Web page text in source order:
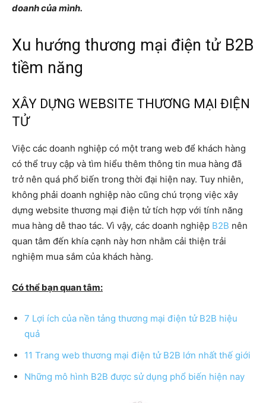
doanh của mình.
Xu hướng thương mại điện tử B2B
tiềm năng
XÂY DỰNG WEBSITE THƯƠNG MẠI ĐIỆN
TỬ
Việc các doanh nghiệp có một trang web để khách hàng
có thể truy cập và tìm hiểu thêm thông tin mua hàng đã
trở nên quá phổ biến trong thời đại hiện nay. Tuy nhiên,
không phải doanh nghiệp nào cũng chú trọng việc xây
dựng website thương mại điện tử tích hợp với tính năng
mua hàng dễ thao tác. Vì vậy, các doanh nghiệp B2B nên
quan tâm đến khía cạnh này hơn nhằm cải thiện trải
nghiệm mua sắm của khách hàng.
Có thể bạn quan tâm:
7 Lợi ích của nền tảng thương mại điện tử B2B hiệu
quả
11 Trang web thương mại điện tử B2B lớn nhất thế giới
Những mô hình B2B được sử dụng phổ biến hiện nay